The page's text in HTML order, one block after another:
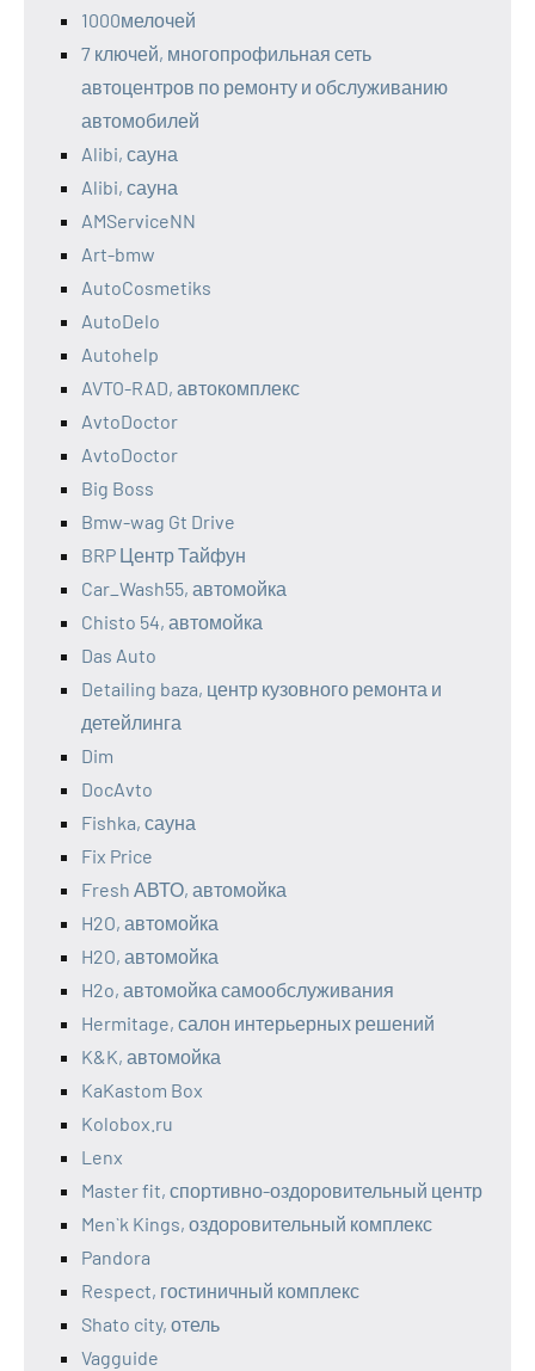
1000мелочей
7 ключей, многопрофильная сеть
автоцентров по ремонту и обслуживанию
автомобилей
Alibi, сауна
Alibi, сауна
AMServiceNN
Art-bmw
AutoCosmetiks
AutoDelo
Autohelp
AVTO-RAD, автокомплекс
AvtoDoctor
AvtoDoctor
Big Boss
Bmw-wag Gt Drive
BRP Центр Тайфун
Car_Wash55, автомойка
Chisto 54, автомойка
Das Auto
Detailing baza, центр кузовного ремонта и
детейлинга
Dim
DocAvto
Fishka, сауна
Fix Price
Fresh АВТО, автомойка
H2O, автомойка
H2O, автомойка
H2o, автомойка самообслуживания
Hermitage, салон интерьерных решений
K&K, автомойка
KaKastom Box
Kolobox.ru
Lenx
Master fit, спортивно-оздоровительный центр
Men`k Kings, оздоровительный комплекс
Pandora
Respect, гостиничный комплекс
Shato city, отель
Vagguide